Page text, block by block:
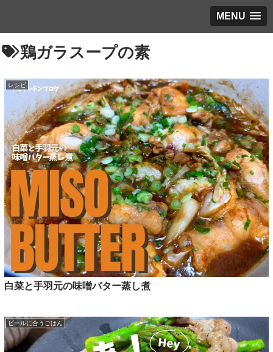
MENU
鶏ガラスープの素
レシピ
白菜と手羽元の味噌バター蒸し煮
ビールに合うごはん